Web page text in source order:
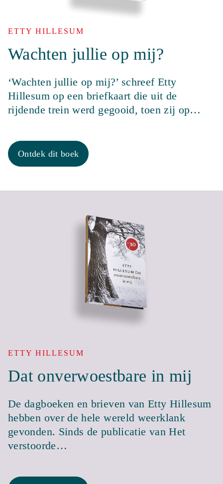
ETTY HILLESUM
Wachten jullie op mij?
‘Wachten jullie op mij?’ schreef Etty
Hillesum op een briefkaart die uit de
rijdende trein werd gegooid, toen zij op…
Ontdek dit boek
ETTY HILLESUM
Dat onverwoestbare in mij
De dagboeken en brieven van Etty Hillesum
hebben over de hele wereld weerklank
gevonden. Sinds de publicatie van Het
verstoorde…